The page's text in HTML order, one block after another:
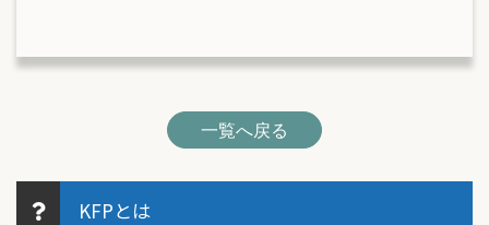
一覧へ戻る
KFPとは